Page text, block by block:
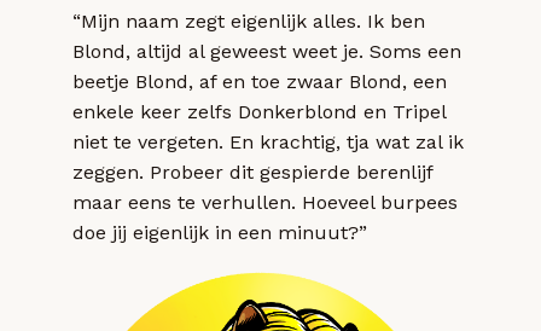
“Mijn naam zegt eigenlijk alles. Ik ben
Blond, altijd al geweest weet je. Soms een
beetje Blond, af en toe zwaar Blond, een
enkele keer zelfs Donkerblond en Tripel
niet te vergeten. En krachtig, tja wat zal ik
zeggen. Probeer dit gespierde berenlijf
maar eens te verhullen. Hoeveel burpees
doe jij eigenlijk in een minuut?”